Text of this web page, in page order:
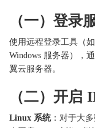
（一）登录
使用远程登录工具（如
Windows 服务器），
翼云服务器。
（二）开启
Linux 系统：对于大多